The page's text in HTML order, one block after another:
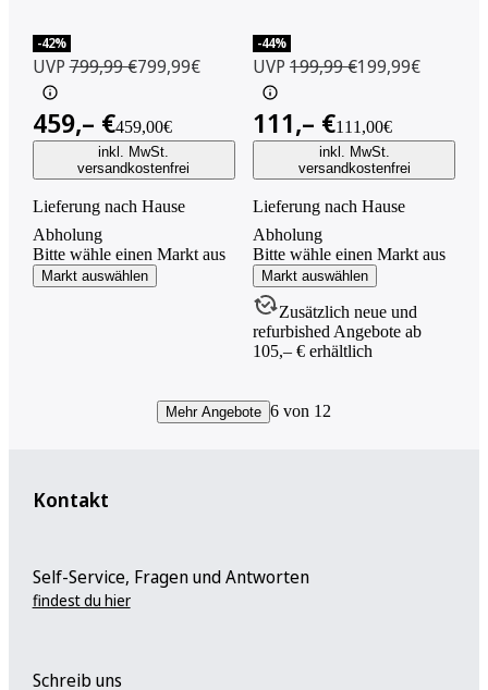
efergrau
-42%
UVP 799,99 €799,99€
459,– €459,00€
inkl. MwSt.
versandkostenfrei
Lieferung nach Hause
Abholung
Bitte wähle einen Markt aus
Markt auswählen
-44%
UVP 199,99 €199,99€
111,– €111,00€
inkl. MwSt.
versandkostenfrei
Lieferung nach Hause
Abholung
Bitte wähle einen Markt aus
Markt auswählen
Zusätzlich neue und
refurbished Angebote ab
105,– € erhältlich
Mehr Angebote 6 von 12
Kontakt
Self-Service, Fragen und Antworten
findest du hier
Schreib uns